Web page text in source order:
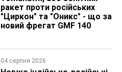
ракет проти російських
"Циркон" та "Оникс" - що за
новий фрегат GMF 140
04 серпня 2026